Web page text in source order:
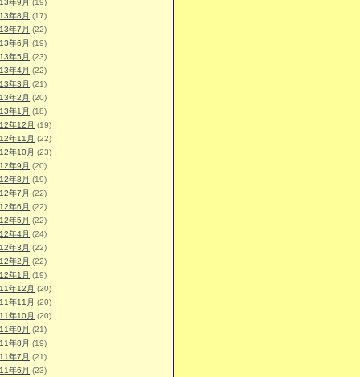
年9月 (19)
年8月 (17)
年7月 (22)
年6月 (19)
年5月 (23)
年4月 (22)
年3月 (21)
年2月 (20)
年1月 (18)
年12月 (19)
年11月 (22)
年10月 (23)
年9月 (20)
年8月 (19)
年7月 (22)
年6月 (22)
年5月 (22)
年4月 (24)
年3月 (22)
年2月 (22)
年1月 (19)
年12月 (20)
年11月 (20)
年10月 (20)
年9月 (21)
年8月 (19)
年7月 (21)
年6月 (23)